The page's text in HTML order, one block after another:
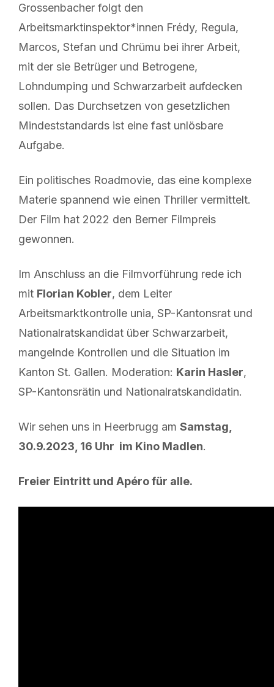
Grossenbacher folgt den
Arbeitsmarktinspektor*innen Frédy, Regula,
Marcos, Stefan und Chrümu bei ihrer Arbeit,
mit der sie Betrüger und Betrogene,
Lohndumping und Schwarzarbeit aufdecken
sollen. Das Durchsetzen von gesetzlichen
Mindeststandards ist eine fast unlösbare
Aufgabe.
Ein politisches Roadmovie, das eine komplexe
Materie spannend wie einen Thriller vermittelt.
Der Film hat 2022 den Berner Filmpreis
gewonnen.
Im Anschluss an die Filmvorführung rede ich
mit Florian Kobler, dem Leiter
Arbeitsmarktkontrolle unia, SP-Kantonsrat und
Nationalratskandidat über Schwarzarbeit,
mangelnde Kontrollen und die Situation im
Kanton St. Gallen. Moderation: Karin Hasler,
SP-Kantonsrätin und Nationalratskandidatin.
Wir sehen uns in Heerbrugg am Samstag,
30.9.2023, 16 Uhr im Kino Madlen.
Freier Eintritt und Apéro für alle.